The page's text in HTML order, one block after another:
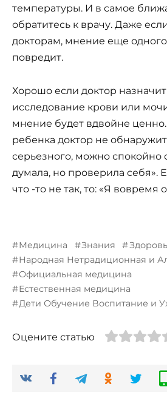
температуры. И в самое
обратитесь к врачу. Даже
докторам, мнение еще
повредит.
Хорошо если доктор
исследование крови или
мнение будет вдвойне
ребенка доктор не
серьезного, можно спокойно
думала, но проверила себя».
что -то не так, то: «Я вовремя
Медицина Знания
Народная Нетрадиционная и
Официальная медицина
Естественная медицина
Дети Обучение Воспитание и
Оцените статью